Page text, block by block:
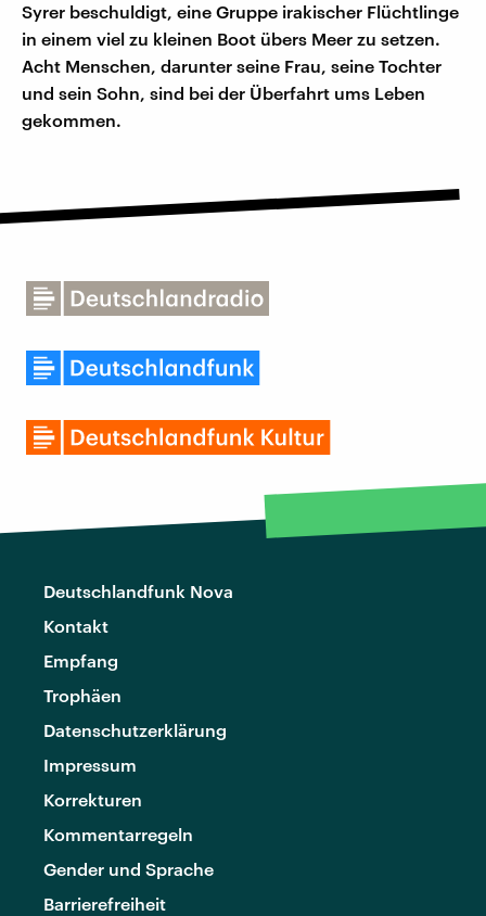
Syrer beschuldigt, eine Gruppe irakischer Flüchtlinge
in einem viel zu kleinen Boot übers Meer zu setzen.
Acht Menschen, darunter seine Frau, seine Tochter
und sein Sohn, sind bei der Überfahrt ums Leben
gekommen.
Deutschlandfunk Nova
Kontakt
Empfang
Trophäen
Datenschutzerklärung
Impressum
Korrekturen
Kommentarregeln
Gender und Sprache
Barrierefreiheit